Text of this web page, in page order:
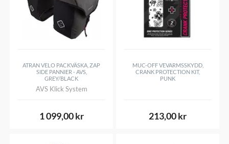
ATRAN VELO PACKVÄSKA, ZAP
SIDE PANNIER - AVS,
GREY/BLACK
AVS Klick System
1 099,00 kr
MUC-OFF VEVARMSSKYDD,
CRANK PROTECTION KIT,
PUNK
213,00 kr